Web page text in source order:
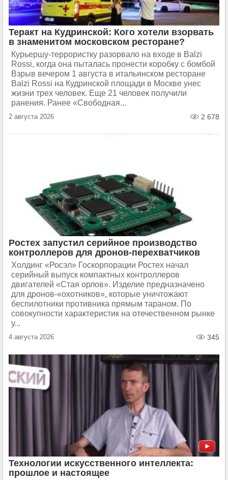
Теракт на Кудринской: Кого хотели взорвать
в знаменитом московском ресторане?
Курьершу-террористку разорвало на входе в Balzi
Rossi, когда она пыталась пронести коробку с бомбой
Взрыв вечером 1 августа в итальянском ресторане
Balzi Rossi на Кудринской площади в Москве унес
жизни трех человек. Еще 21 человек получили
ранения. Ранее «Свободная...
2 августа 2026 2 678
Ростех запустил серийное производство
контроллеров для дронов-перехватчиков
Холдинг «Росэл» Госкорпорации Ростех начал
серийный выпуск компактных контроллеров
двигателей «Стая орлов». Изделие предназначено
для дронов-«охотников», которые уничтожают
беспилотники противника прямым тараном. По
совокупности характеристик на отечественном рынке
у...
4 августа 2026 345
Технологии искусственного интеллекта:
прошлое и настоящее